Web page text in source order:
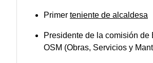
Primer teniente de alcaldesa
Presidente de la comisión de
OSM (Obras, Servicios y